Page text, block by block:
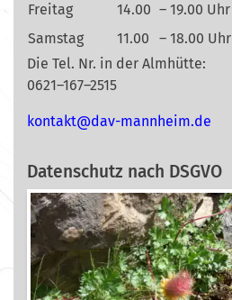
Freitag
14.00 – 19.00 Uhr
Samstag
11.00
– 18.00 Uhr
Die Tel. Nr. in der Almhütte:
0621–167–2515
ed.mi
ehnna
m-vad
@tkat
nok
Datenschutz nach DSGVO